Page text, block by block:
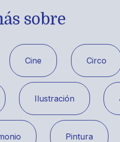
sobre
Cine Circo
Ilustración
Pintura